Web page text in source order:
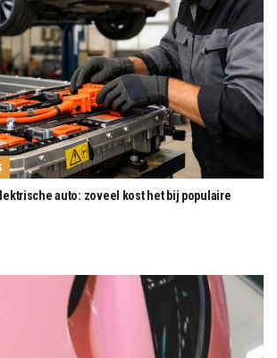
auto: zoveel kost het bij populaire